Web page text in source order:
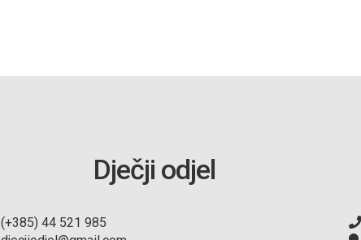
Dječji odjel
(+385) 44 521 985